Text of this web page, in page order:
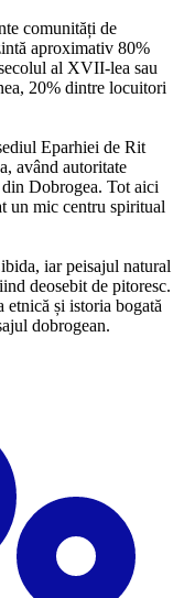
comunități de
aproximativ 80%
al XVII-lea sau
20% dintre locuitori
Eparhiei de Rit
având autoritate
Dobrogea. Tot aici
un mic centru spiritual
iar peisajul natural
deosebit de pitoresc.
și istoria bogată
dobrogean.